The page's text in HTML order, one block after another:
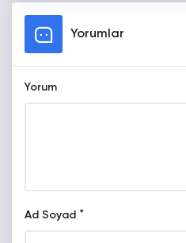
Yorumlar
Yorum
Ad Soyad *